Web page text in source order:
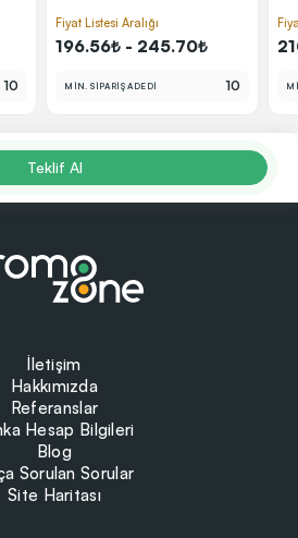
10
Fiyat Listesi Aralığı
196.56₺ - 245.70₺
MİN. SİPARİŞ ADEDİ 10
Teklif Al
İletişim
Hakkımızda
Referanslar
Hesap Bilgileri
Blog
Sorulan Sorular
Site Haritası